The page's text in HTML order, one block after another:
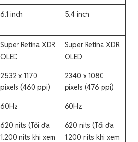
6.1 inch 5.4 inch
Super Retina XDR
OLED
Super Retina XDR
OLED
2532 x 1170
pixels (460 ppi)
2340 x 1080
pixels (476 ppi)
60Hz 60Hz
620 nits (Tối đa
1.200 nits khi xem
620 nits (Tối đa
1.200 nits khi xem